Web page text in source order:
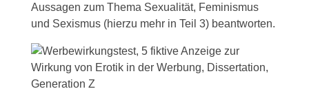
Aussagen zum Thema Sexualität, Feminismus
und Sexismus (hierzu mehr in Teil 3) beantworten.